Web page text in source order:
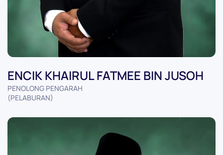
ENCIK KHAIRUL FATMEE BIN JUSOH
PENOLONG PENGARAH
(PELABURAN)